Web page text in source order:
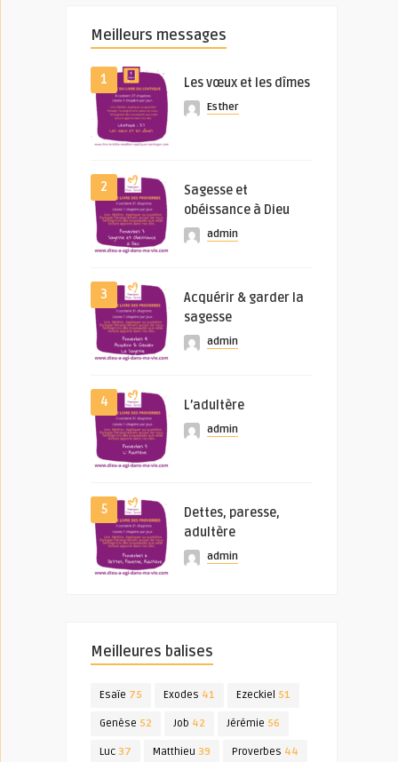
Meilleurs messages
1 Les vœux et les dîmes
Esther
2
Sagesse et
obéissance à Dieu
admin
3
Acquérir & garder la
sagesse
admin
4 L’adultère
admin
5
Dettes, paresse,
adultère
admin
Meilleures balises
Esaïe 75 Exodes 41 Ezeckiel 51
Genèse 52 Job 42 Jérémie 56
Luc 37 Matthieu 39 Proverbes 44